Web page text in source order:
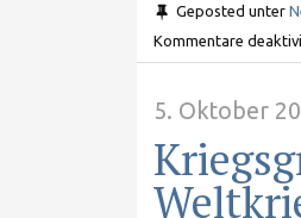
Geposted unter
Kommentare
5. Oktober